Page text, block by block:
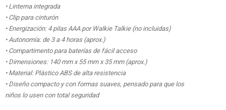
• Linterna integrada
• Clip para cinturón
• Energización: 4 pilas AAA por Walkie Talkie (no incluidas)
• Autonomía: de 3 a 4 horas (aprox.)
• Compartimento para baterías de fácil acceso
• Dimensiones: 140 mm x 55 mm x 35 mm (aprox.)
• Material: Plástico ABS de alta resistencia
• Diseño compacto y con formas suaves, pensado para que los
niños lo usen con total seguridad